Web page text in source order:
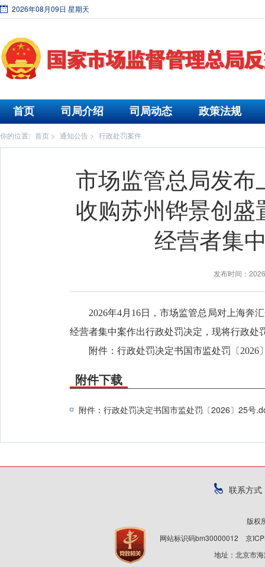
2026年08月09日 星期天
首页 司局介绍 司局动态 政策法规
你的位置: 首页 > 通知公告 > 行政处罚案件
市场监管总局发布
收购苏州铧景创盛
经营者集
发布时间：
2026年4月16日，市场监管总局对上海奔
经营者集中案作出行政处罚决定，现将行政处
附件：行政处罚决定书国市监处罚〔2026
附件下载
附件：行政处罚决定书国市监处罚〔2026〕25号
联系方式
版权
网站标识码bm30000012 京
地址：北京市